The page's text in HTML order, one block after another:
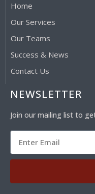
Home
Our Services
Our Teams
Success & News
Contact Us
NEWSLETTER
Join our mailing list to